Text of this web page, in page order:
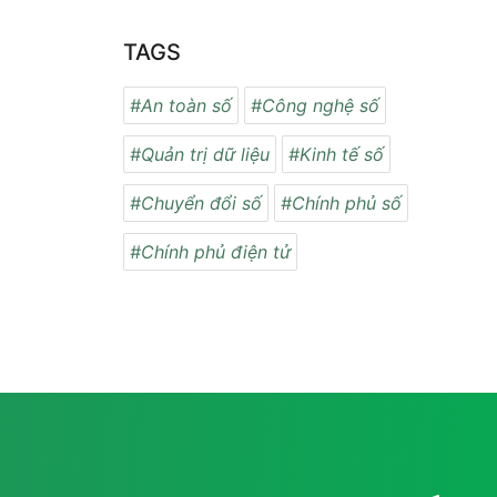
TAGS
#An toàn số #Công nghệ số
#Quản trị dữ liệu #Kinh tế số
#Chuyển đổi số #Chính phủ số
#Chính phủ điện tử